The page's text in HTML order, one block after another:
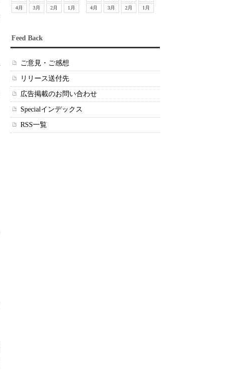
4月
3月 2月 1月
4月
3月 2月 1月
Feed Back
ご意見・ご感想
リリース送付先
広告掲載のお問い合わせ
Specialインデックス
RSS一覧